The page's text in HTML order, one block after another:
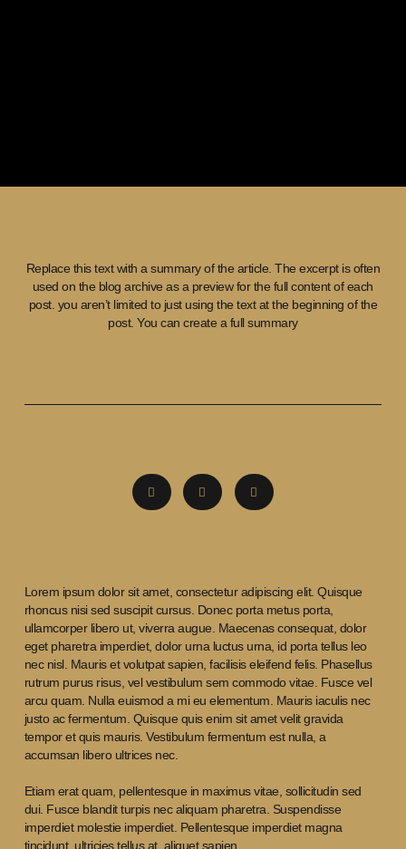
Replace this text with a summary of the article. The excerpt is often
used on the blog archive as a preview for the full content of each
post. you aren’t limited to just using the text at the beginning of the
post. You can create a full summary
Lorem ipsum dolor sit amet, consectetur adipiscing elit. Quisque
rhoncus nisi sed suscipit cursus. Donec porta metus porta,
ullamcorper libero ut, viverra augue. Maecenas consequat, dolor
eget pharetra imperdiet, dolor urna luctus urna, id porta tellus leo
nec nisl. Mauris et volutpat sapien, facilisis eleifend felis. Phasellus
rutrum purus risus, vel vestibulum sem commodo vitae. Fusce vel
arcu quam. Nulla euismod a mi eu elementum. Mauris iaculis nec
justo ac fermentum. Quisque quis enim sit amet velit gravida
tempor et quis mauris. Vestibulum fermentum est nulla, a
accumsan libero ultrices nec.
Etiam erat quam, pellentesque in maximus vitae, sollicitudin sed
dui. Fusce blandit turpis nec aliquam pharetra. Suspendisse
imperdiet molestie imperdiet. Pellentesque imperdiet magna
tincidunt, ultricies tellus at, aliquet sapien.